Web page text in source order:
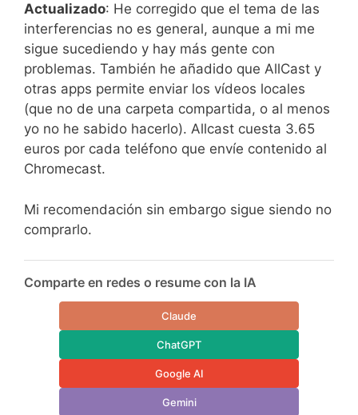
Actualizado: He corregido que el tema de las
interferencias no es general, aunque a mi me
sigue sucediendo y hay más gente con
problemas. También he añadido que AllCast y
otras apps permite enviar los vídeos locales
(que no de una carpeta compartida, o al menos
yo no he sabido hacerlo). Allcast cuesta 3.65
euros por cada teléfono que envíe contenido al
Chromecast.
Mi recomendación sin embargo sigue siendo no
comprarlo.
Comparte en redes o resume con la IA
Claude
ChatGPT
Google AI
Gemini